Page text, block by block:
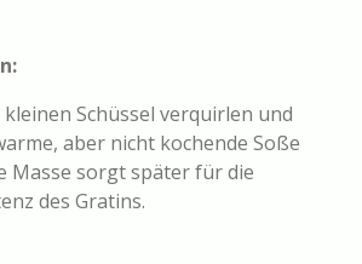
Schüssel verquirlen und
aber nicht kochende Soße
Masse sorgt später für die
des Gratins.